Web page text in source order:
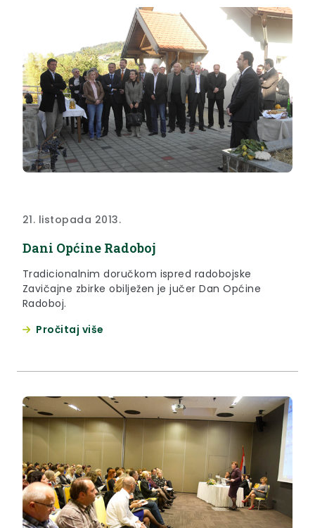
21. listopada 2013.
Dani Općine Radoboj
Tradicionalnim doručkom ispred radobojske
Zavičajne zbirke obilježen je jučer Dan Općine
Radoboj.
Pročitaj više